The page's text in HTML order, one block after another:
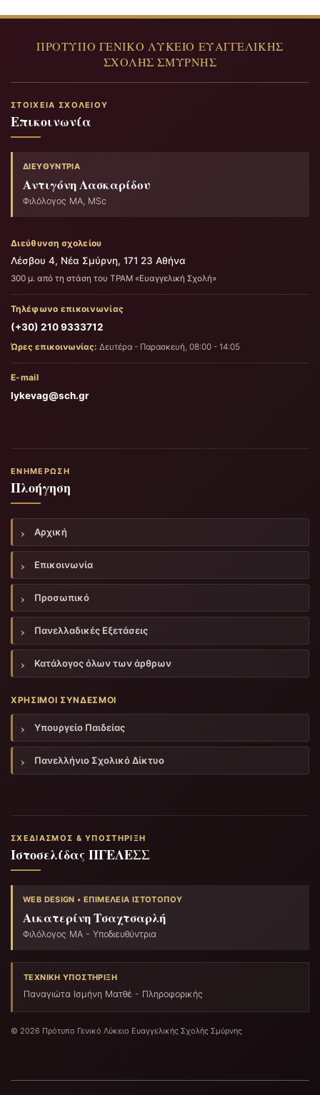
ΣΤΟΙΧΕΊΑ ΣΧΟΛΕΊΟΥ
Επικοινωνία
ΔΙΕΥΘΎΝΤΡΙΑ
Αντιγόνη Λασκαρίδου
Φιλόλογος ΜΑ, MSc
Διεύθυνση σχολείου
Λέσβου 4, Νέα Σμύρνη, 171 23 Αθήνα
300 μ. από τη στάση του ΤΡΑΜ «Ευαγγελική Σχολή»
Τηλέφωνο επικοινωνίας
(+30) 210 9333712
Ώρες επικοινωνίας: Δευτέρα - Παρασκευή, 08:00 - 14:05
E-mail
lykevag@sch.gr
ΕΝΗΜΈΡΩΣΗ
Πλοήγηση
Αρχική
Επικοινωνία
Προσωπικό
Πανελλαδικές Εξετάσεις
Κατάλογος όλων των άρθρων
ΧΡΉΣΙΜΟΙ ΣΎΝΔΕΣΜΟΙ
Υπουργείο Παιδείας
Πανελλήνιο Σχολικό Δίκτυο
ΣΧΕΔΙΑΣΜΌΣ & ΥΠΟΣΤΉΡΙΞΗ
Ιστοσελίδας ΠΓΕΛΕΣΣ
WEB DESIGN • ΕΠΙΜΈΛΕΙΑ ΙΣΤΟΤΌΠΟΥ
Αικατερίνη Τσαχτσαρλή
Φιλόλογος ΜΑ - Υποδιευθύντρια
ΤΕΧΝΙΚΉ ΥΠΟΣΤΉΡΙΞΗ
Παναγιώτα Ισμήνη Ματθέ - Πληροφορικής
© 2026 Πρότυπο Γενικό Λύκειο Ευαγγελικής Σχολής Σμύρνης